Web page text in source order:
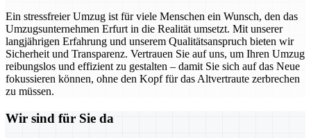
Ein stressfreier Umzug ist für viele Menschen ein Wunsch, den das
Umzugsunternehmen Erfurt in die Realität umsetzt. Mit unserer
langjährigen Erfahrung und unserem Qualitätsanspruch bieten wir
Sicherheit und Transparenz. Vertrauen Sie auf uns, um Ihren Umzug
reibungslos und effizient zu gestalten – damit Sie sich auf das Neue
fokussieren können, ohne den Kopf für das Altvertraute zerbrechen
zu müssen.
Wir sind für Sie da